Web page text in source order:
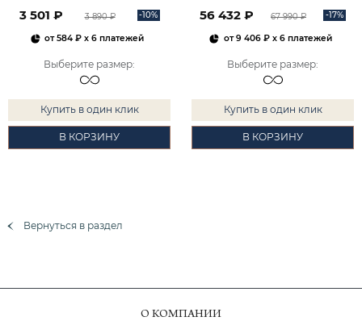
3 501 ₽ 3 890 ₽ -10%
от584 ₽ x 6 платежей
Выберите размер:
Купить в один клик
В КОРЗИНУ
56 432 ₽ 67 990 ₽ -17%
от9 406 ₽x 6 платежей
Выберите размер:
Купить в один клик
В КОРЗИНУ
Вернуться в раздел
О КОМПАНИИ